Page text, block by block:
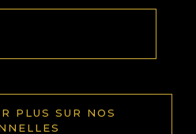
PLUS SUR NOS